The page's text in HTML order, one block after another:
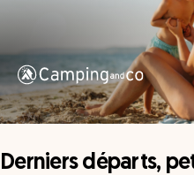
Derniers départs,